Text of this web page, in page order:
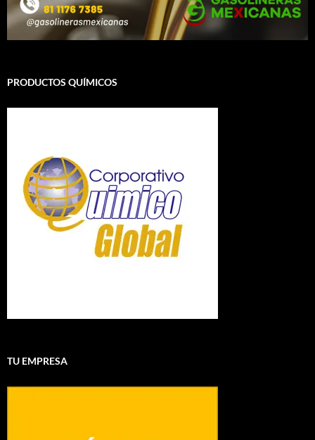
PRODUCTOS QUÍMICOS
TU EMPRESA